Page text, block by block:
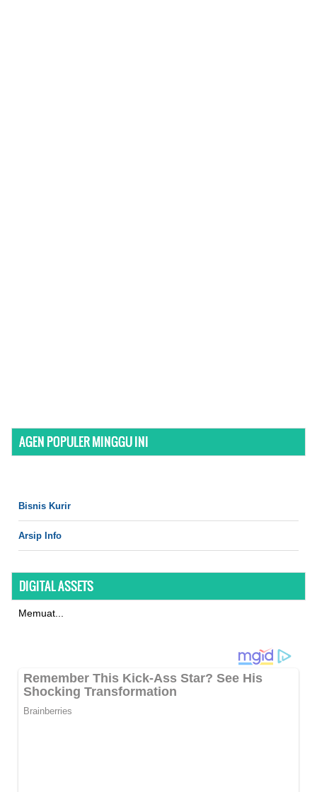
AGEN POPULER MINGGU INI
Bisnis Kurir
Arsip Info
DIGITAL ASSETS
Memuat...